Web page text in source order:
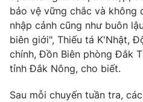
THỜI BÁO VTV
bảo vệ vững chắc và không
nhập cảnh cũng như buôn
biên giới", Thiếu tá K'Nhật,
chính, Đồn Biên phòng Đắk
tỉnh Đắk Nông, cho biết.
Sau mỗi chuyến tuần tra,